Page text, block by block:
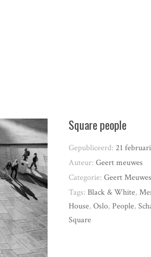
Square people
Gepubliceerd: 21
Auteur:Geert meuwes
Categorie:Geert Meuwes
Tags:Black & White,
House,Oslo,People,
Square